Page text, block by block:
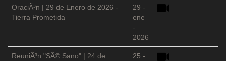
OraciÃ³n | 29 de Enero de 2026 -
Tierra Prometida
29 -
ene
-
2026
ReuniÃ³n "SÃ© Sano" | 24 de
25 -